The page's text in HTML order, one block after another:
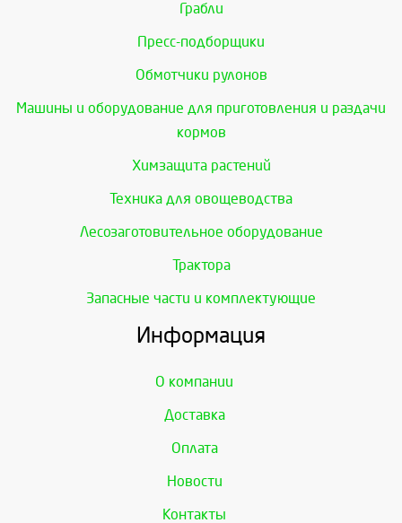
Грабли
Пресс-подборщики
Обмотчики рулонов
Машины и оборудование для приготовления и раздачи
кормов
Химзащита растений
Техника для овощеводства
Лесозаготовительное оборудование
Трактора
Запасные части и комплектующие
Информация
О компании
Доставка
Оплата
Новости
Контакты